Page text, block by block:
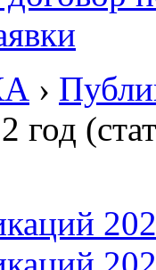
›
год